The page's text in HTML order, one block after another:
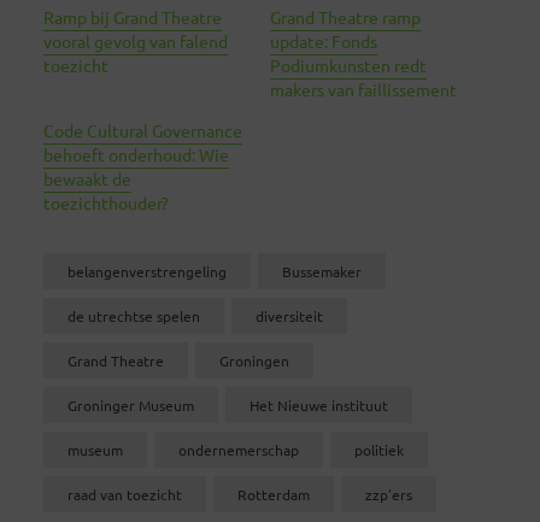
Ramp bij Grand Theatre
vooral gevolg van falend
toezicht
Grand Theatre ramp
update: Fonds
Podiumkunsten redt
makers van faillissement
Code Cultural Governance
behoeft onderhoud: Wie
bewaakt de
toezichthouder?
belangenverstrengeling Bussemaker
de utrechtse spelen diversiteit
Grand Theatre Groningen
Groninger Museum Het Nieuwe instituut
museum ondernemerschap politiek
raad van toezicht Rotterdam zzp'ers